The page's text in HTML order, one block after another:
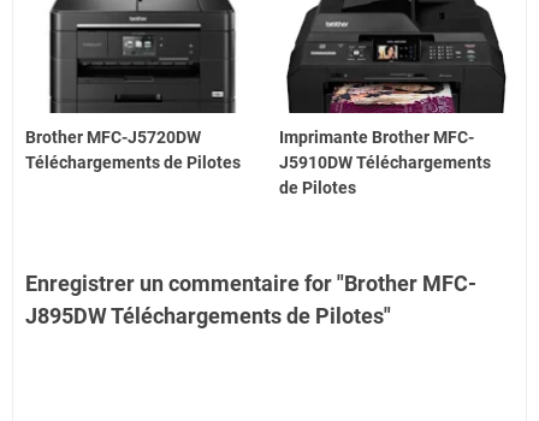
Brother MFC-J5720DW
Téléchargements de Pilotes
Imprimante Brother MFC-
J5910DW Téléchargements
de Pilotes
Enregistrer un commentaire for "Brother MFC-
J895DW Téléchargements de Pilotes"